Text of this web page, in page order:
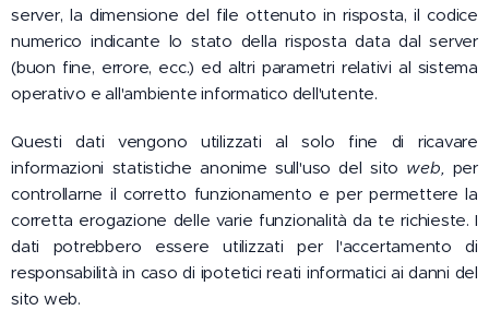
server, la dimensione del file ottenuto in risposta, il codice
numerico indicante lo stato della risposta data dal server
(buon fine, errore, ecc.) ed altri parametri relativi al sistema
operativo e all'ambiente informatico dell'utente.
Questi dati vengono utilizzati al solo fine di ricavare
informazioni statistiche anonime sull'uso del sito web, per
controllarne il corretto funzionamento e per permettere la
corretta erogazione delle varie funzionalità da te richieste. I
dati potrebbero essere utilizzati per l'accertamento di
responsabilità in caso di ipotetici reati informatici ai danni del
sito web.